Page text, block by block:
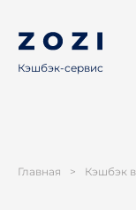
Кэшбэк-сервис
Главная > Кэшбэк